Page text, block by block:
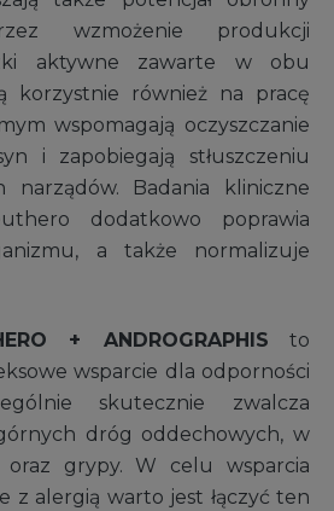
wzmożenie produkcji
aktywne zawarte w obu
korzystnie również na pracę
wspomagają oczyszczanie
i zapobiegają stłuszczeniu
Badania kliniczne
dodatkowo poprawia
a także normalizuje
+ ANDROGRAPHIS to
wsparcie dla odporności
skutecznie zwalcza
dróg oddechowych, w
oraz grypy. W celu wsparcia
z alergią warto jest łączyć ten